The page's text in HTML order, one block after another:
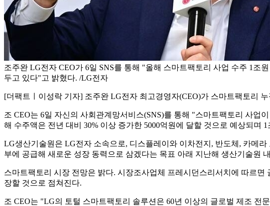
조주완 LG전자 CEO가 6일 SNS를 통해 "올해 스마트팩토리 사업 수주 1조원
두고 있다"고 밝혔다. /LG전자
[더팩트ㅣ이성락 기자] 조주완 LG전자 최고경영자(CEO)가 스마트팩토리
조 CEO는 6일 자신의 사회관계망서비스(SNS)를 통해 "스마트팩토리 사
해 수주액은 전년 대비 30% 이상 증가한 5000억원에 달할 것으로 예상되며
LG생산기술원은 LG전자 소속으로, 디스플레이와 이차전지, 반도체, 카메
부에 공급해 새로운 성장 동력으로 삼겠다는 목표 아래 지난해 생산기술원
스마트팩토리 시장 전망은 밝다. 시장조사업체 프레시던스리서치에 따르면
장할 것으로 점쳐진다.
조 CEO는 "LG의 토털 스마트팩토리 솔루션은 60년 이상의 글로벌 제조